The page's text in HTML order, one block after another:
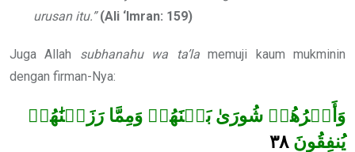
urusan itu.” (Ali ‘Imran: 159)
Juga Allah subhanahu wa ta’lamemuji kaum mukminin
dengan firman-Nya:
وَأَمۡرُهُمۡ شُورَىٰ بَيۡنَهُمۡ وَمِمَّا رَزَقۡنَٰهُمۡ
يُنفِقُونَ ٣٨